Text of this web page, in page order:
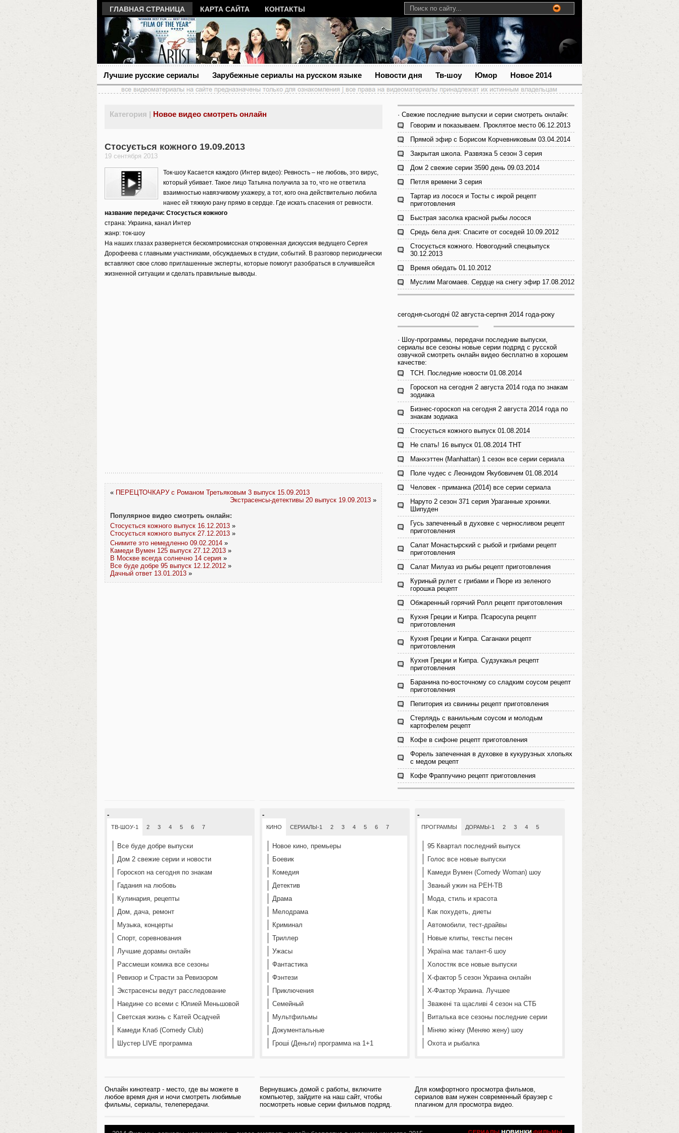
ГЛАВНАЯ СТРАНИЦА КАРТА САЙТА КОНТАКТЫ
Лучшие русские сериалы Зарубежные сериалы на русском языке Новости дня Тв-шоу Юмор Новое 2014
Категория | Новое видео смотреть онлайн
Стосується кожного 19.09.2013
19 сентября 2013
Ток-шоу Касается каждого (Интер видео): Ревность – не любовь, это вирус,
который убивает. Такое лицо Татьяна получила за то, что не ответила
взаимностью навязчивому ухажеру, а тот, кого она действительно любила
нанес ей тяжкую рану прямо в сердце. Где искать спасения от ревности.
название передачи: Стосується кожного
страна: Украина, канал Интер
жанр: ток-шоу
На наших глазах развернется бескомпромиссная откровенная дискуссия ведущего Сергея
Дорофеева с главными участниками, обсуждаемых в студии, событий. В разговор периодически
вставляют свое слово приглашенные эксперты, которые помогут разобраться в случившейся
жизненной ситуации и сделать правильные выводы.
« ПЕРЕЦТОЧКАРУ с Романом Третьяковым 3 выпуск 15.09.2013
Экстрасенсы-детективы 20 выпуск 19.09.2013 »
Популярное видео смотреть онлайн:
Стосується кожного выпуск 16.12.2013 »
Стосується кожного выпуск 27.12.2013 »
Снимите это немедленно 09.02.2014 »
Камеди Вумен 125 выпуск 27.12.2013 »
В Москве всегда солнечно 14 серия »
Все буде добре 95 выпуск 12.12.2012 »
Дачный ответ 13.01.2013 »
· Свежие последние выпуски и серии смотреть онлайн:
Говорим и показываем. Проклятое место 06.12.2013
Прямой эфир с Борисом Корчевниковым 03.04.2014
Закрытая школа. Развязка 5 сезон 3 серия
Дом 2 свежие серии 3590 день 09.03.2014
Петля времени 3 серия
Тартар из лосося и Тосты с икрой рецепт
приготовления
Быстрая засолка красной рыбы лосося
Средь бела дня: Спасите от соседей 10.09.2012
Стосується кожного. Новогодний спецвыпуск
30.12.2013
Время обедать 01.10.2012
Муслим Магомаев. Сердце на снегу эфир 17.08.2012
сегодня-сьогодні 02 августа-серпня 2014 года-року
· Шоу-программы, передачи последние выпуски,
сериалы все сезоны новые серии подряд с русской
озвучкой смотреть онлайн видео бесплатно в хорошем
качестве:
ТСН. Последние новости 01.08.2014
Гороскоп на сегодня 2 августа 2014 года по знакам
зодиака
Бизнес-гороскоп на сегодня 2 августа 2014 года по
знакам зодиака
Стосується кожного выпуск 01.08.2014
Не спать! 16 выпуск 01.08.2014 ТНТ
Манхэттен (Manhattan) 1 сезон все серии сериала
Поле чудес с Леонидом Якубовичем 01.08.2014
Человек - приманка (2014) все серии сериала
Наруто 2 сезон 371 серия Ураганные хроники.
Шипуден
Гусь запеченный в духовке с черносливом рецепт
приготовления
Салат Монастырский с рыбой и грибами рецепт
приготовления
Салат Милуаз из рыбы рецепт приготовления
Куриный рулет с грибами и Пюре из зеленого
горошка рецепт
Обжаренный горячий Ролл рецепт приготовления
Кухня Греции и Кипра. Псаросупа рецепт
приготовления
Кухня Греции и Кипра. Саганаки рецепт
приготовления
Кухня Греции и Кипра. Судзукакья рецепт
приготовления
Баранина по-восточному со сладким соусом рецепт
приготовления
Пепитория из свинины рецепт приготовления
Стерлядь с ванильным соусом и молодым
картофелем рецепт
Кофе в сифоне рецепт приготовления
Форель запеченная в духовке в кукурузных хлопьях
с медом рецепт
Кофе Фраппучино рецепт приготовления
-
ТВ-ШОУ-1 2 3 4 5 6 7
Все буде добре выпуски
Дом 2 свежие серии и новости
Гороскоп на сегодня по знакам
Гадания на любовь
Кулинария, рецепты
Дом, дача, ремонт
Музыка, концерты
Спорт, соревнования
Лучшие дорамы онлайн
Рассмеши комика все сезоны
Ревизор и Страсти за Ревизором
Экстрасенсы ведут расследование
Наедине со всеми с Юлией Меньшовой
Светская жизнь с Катей Осадчей
Камеди Клаб (Comedy Club)
Шустер LIVE программа
Онлайн кинотеатр - место, где вы можете в
любое время дня и ночи смотреть любимые
фильмы, сериалы, телепередачи.
-
КИНО СЕРИАЛЫ-1 2 3 4 5 6 7
Новое кино, премьеры
Боевик
Комедия
Детектив
Драма
Мелодрама
Криминал
Триллер
Ужасы
Фантастика
Фэнтези
Приключения
Семейный
Мультфильмы
Документальные
Гроші (Деньги) программа на 1+1
Вернувшись домой с работы, включите
компьютер, зайдите на наш сайт, чтобы
посмотреть новые серии фильмов подряд.
-
ПРОГРАММЫ ДОРАМЫ-1 2 3 4 5
95 Квартал последний выпуск
Голос все новые выпуски
Камеди Вумен (Comedy Woman) шоу
Званый ужин на РЕН-ТВ
Мода, стиль и красота
Как похудеть, диеты
Автомобили, тест-драйвы
Новые клипы, тексты песен
Україна має талант-6 шоу
Холостяк все новые выпуски
Х-фактор 5 сезон Украина онлайн
Х-Фактор Украина. Лучшее
Зважені та щасливі 4 сезон на СТБ
Виталька все сезоны последние серии
Міняю жінку (Меняю жену) шоу
Охота и рыбалка
Для комфортного просмотра фильмов,
сериалов вам нужен современный браузер с
плагином для просмотра видео.